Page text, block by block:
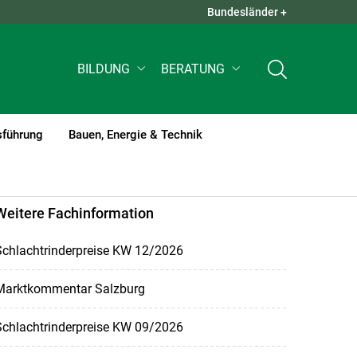
QUICK LINKS +
Bundesländer +
BILDUNG BERATUNG
Bauen, Energie & Technik
Fachinformation
KW 12/2026
Salzburg
KW 09/2026